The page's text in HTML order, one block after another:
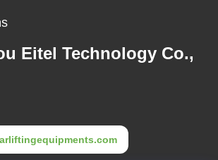
Eitel Technology Co.,